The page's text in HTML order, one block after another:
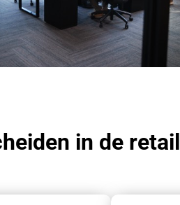
in de retail